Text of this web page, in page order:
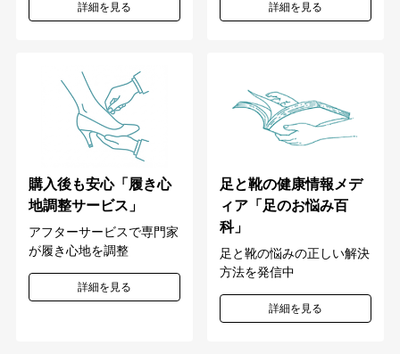
詳細を見る 詳細を見る
購入後も安心「履き心
地調整サービス」
アフターサービスで専門家
が履き心地を調整
詳細を見る
足と靴の健康情報メデ
ィア「足のお悩み百
科」
足と靴の悩みの正しい解決
方法を発信中
詳細を見る